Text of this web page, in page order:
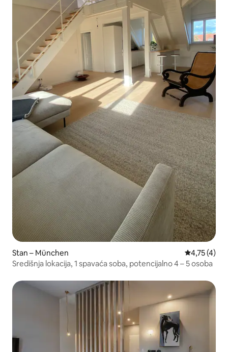
Stan – München Prosječna
4,75 (4)
Središnja lokacija, 1 spavaća soba, potencijalno 4 – 5 osoba